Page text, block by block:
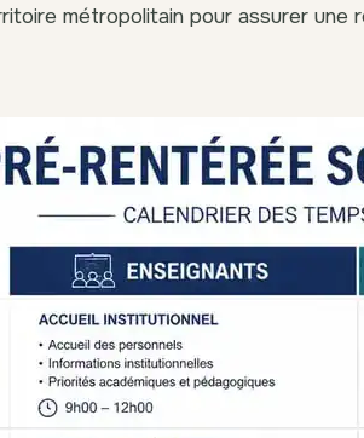
métropolitain pour assurer une